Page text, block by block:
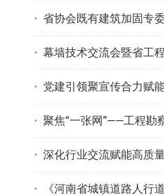
省协会既有建筑加固专
幕墙技术交流会暨省工
党建引领聚宣传合力赋
聚焦“一张网”——工程勘
深化行业交流赋能高质
《河南省城镇道路人行